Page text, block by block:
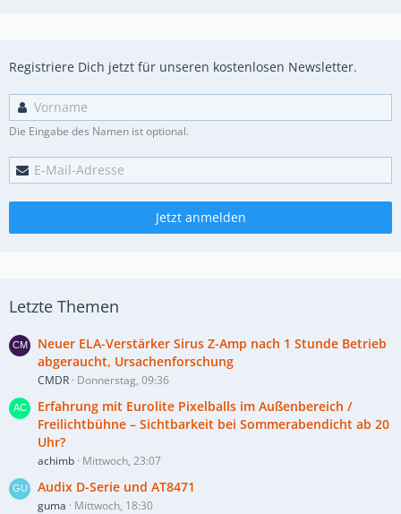
Registriere Dich jetzt für unseren kostenlosen Newsletter.
Die Eingabe des Namen ist optional.
Jetzt anmelden
Letzte Themen
Neuer ELA-Verstärker Sirus Z-Amp nach 1 Stunde Betrieb
abgeraucht, Ursachenforschung
CMDR Donnerstag, 09:36
Erfahrung mit Eurolite Pixelballs im Außenbereich /
Freilichtbühne – Sichtbarkeit bei Sommerabendicht ab 20
Uhr?
achimb Mittwoch, 23:07
Audix D-Serie und AT8471
guma Mittwoch, 18:30